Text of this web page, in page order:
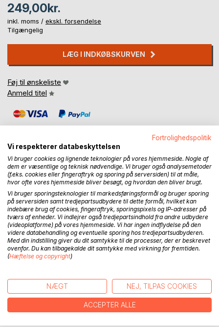
249,00kr.
inkl. moms / ekskl. forsendelse
Tilgængelig
LÆG I INDKØBSKURVEN
Føj til ønskeliste
Anmeld titel
BESKRIVELSE
Vi kender så lidt til vores forfædre, at det til tider kan være
vanskeligt at opfatte dem som personer der engang
levede. Hvem var de? Og hvordan levede de? Var de
berømte, eller bare ganske almindelige mennesker som du
og jeg?
Med lidt magi, faktuelle oplysninger om tid og sted, samt
min fortolkning af spændende personer fra en fjern fortid,
besøge sine fjerne slægtninge.
Fortrolighedspolitik
Vi respekterer databeskyttelsen
Vi bruger cookies og lignende teknologier på vores hjemmeside. Nogle af
dem er væsentlige og teknisk nødvendige. Vi bruger også analysemetoder
(f.eks. cookies eller fingeraftryk og sporing på serversiden) til at måle,
hvor ofte vores hjemmeside bliver besøgt, og hvordan den bliver brugt.
Vi bruger sporingsteknologier til markedsføringsformål og bruger sporing
på serversiden samt tredjepartsudbydere til dette formål, hvilket kan
indebære brug af cookies, fingeraftryk, sporingspixels og IP-adresser på
tværs af enheder. Vi indlejrer også tredjepartsindhold fra andre udbydere
(videoplatforme) på vores hjemmeside. Vi har ingen indflydelse på den
videre databehandling og eventuelle sporing hos tredjepartsudbyderen.
Med din indstilling giver du dit samtykke til de processer, der er beskrevet
ovenfor. Du kan tilbagekalde dit samtykke med virkning for fremtiden.
(Hæftelse og copyright)
NÆGT NEJ, TILPAS COOKIES
ACCEPTER ALLE